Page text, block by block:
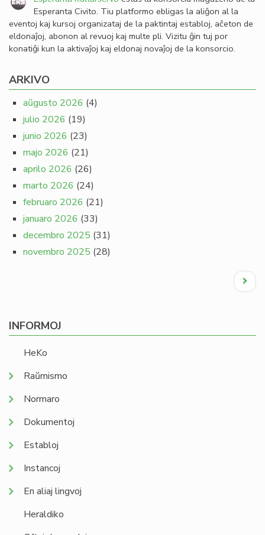
Esperanta Civito. Tiu platformo ebligas la aliĝon al la
eventoj kaj kursoj organizataj de la paktintaj establoj, aĉeton de
eldonaĵoj, abonon al revuoj kaj multe pli. Vizitu ĝin tuj por
konatiĝi kun la aktivaĵoj kaj eldonaj novaĵoj de la konsorcio.
ARKIVO
aŭgusto 2026 (4)
julio 2026 (19)
junio 2026 (23)
majo 2026 (21)
aprilo 2026 (26)
marto 2026 (24)
februaro 2026 (21)
januaro 2026 (33)
decembro 2025 (31)
novembro 2025 (28)
Next
page
INFORMOJ
HeKo
Raŭmismo
Normaro
Dokumentoj
Establoj
Instancoj
En aliaj lingvoj
Heraldiko